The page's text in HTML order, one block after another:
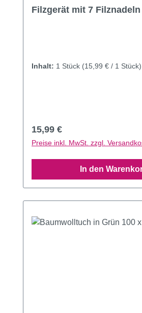
Filzgerät mit 7
Inhalt: 1 Stück (15,99 € / 1 Stück)
Regulärer Preis:
15,99 €
Preise inkl. MwSt. zzgl.
In den